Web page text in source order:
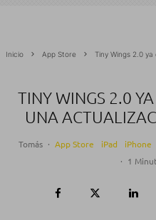
Inicio App Store Tiny Wings 2.0
TINY WINGS 2.0
UNA
Tomás · App Store iPad iPhone
· 1